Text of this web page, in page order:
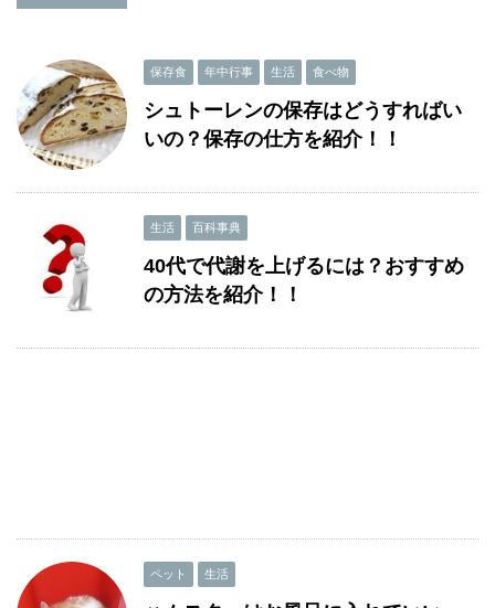
保存食 年中行事 生活 食べ物
シュトーレンの保存はどうすればい
いの？保存の仕方を紹介！！
生活 百科事典
40代で代謝を上げるには？おすすめ
の方法を紹介！！
ペット 生活